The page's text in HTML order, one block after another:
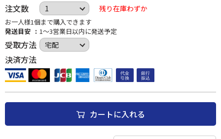
注文数 残り在庫わずか
お一人様1個まで購入できます
発送目安
1～3営業日以内に発送予定
受取方法
決済方法
カートに入れる